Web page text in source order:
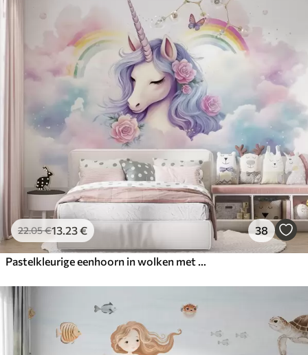
22.05€13 .23€ 38